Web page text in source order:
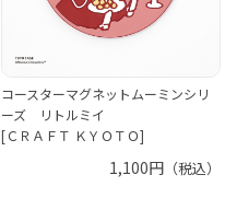
コースターマグネットムーミンシリ
ーズ リトルミイ
[ＣＲＡＦＴ ＫＹＯＴＯ]
1,100円 （税込）